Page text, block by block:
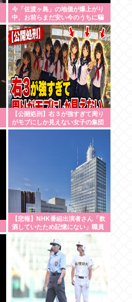
今「佐渡ヶ島」の地価が爆上がり
中、お前らまだ安い今のうちに騙
されたと思って買っとけ！
【公開処刑】右３が強すぎて周り
がモブにしか見えない女子の集団
www 【Pickup05153411】
【悲報】NHK番組出演者さん「飲
酒していたため記憶にない」職員
さんへの性被害が発
覚・・・・・・・・・